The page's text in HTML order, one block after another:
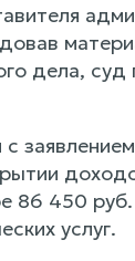
дела, суд
86 450
услуг.